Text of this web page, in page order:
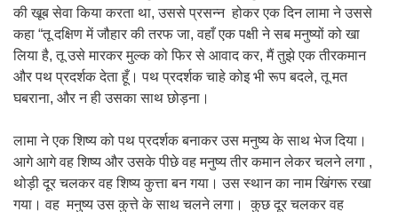
की खूब सेवा किया करता था, उससे प्रसन्न होकर एक दिन लामा ने उससे
कहा “तू दक्षिण में जौहार की तरफ जा, वहाँ एक पक्षी ने सब मनुष्यों को खा
लिया है, तू उसे मारकर मुल्क को फिर से आवाद कर, मैं तुझे एक तीरकमान
और पथ प्रदर्शक देता हूँ। पथ प्रदर्शक चाहे कोइ भी रूप बदले, तू मत
घबराना, और न ही उसका साथ छोड़ना।
लामा ने एक शिष्य को पथ प्रदर्शक बनाकर उस मनुष्य के साथ भेज दिया।
आगे आगे वह शिष्य और उसके पीछे वह मनुष्य तीर कमान लेकर चलने लगा ,
थोड़ी दूर चलकर वह शिष्य कुत्ता बन गया। उस स्थान का नाम खिंगरू रखा
गया। वह मनुष्य उस कुत्ते के साथ चलने लगा। कुछ दूर चलकर वह